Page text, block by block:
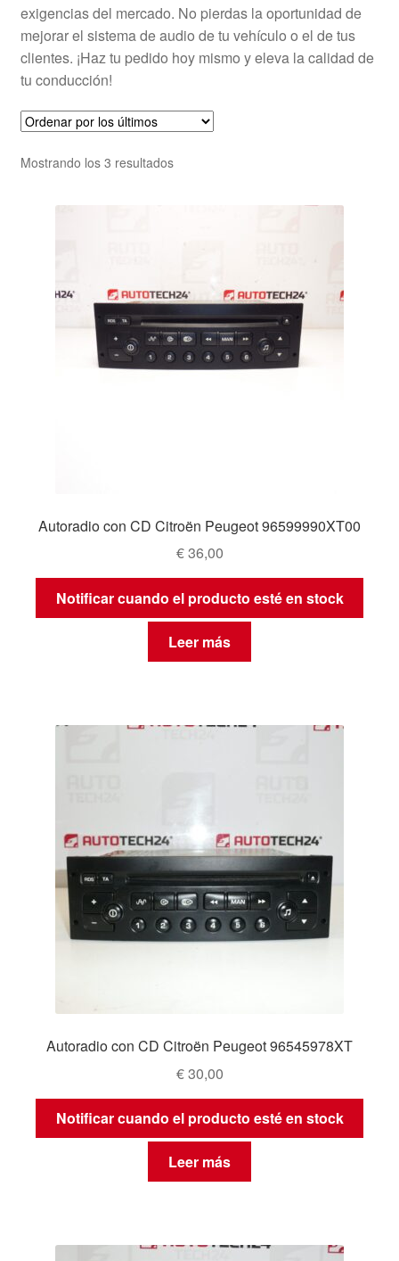
Transporte
exigencias del mercado. No pierdas la oportunidad de
mejorar el sistema de audio de tu vehículo o el de tus
clientes. ¡Haz tu pedido hoy mismo y eleva la calidad de
tu conducción!
Mostrando los 3 resultadosOrdenado
Autoradio con CD Citroën Peugeot 96599990XT00
€36,00
Notificar cuando el producto esté en stock
Leer más
Autoradio con CD Citroën Peugeot 96545978XT
€30,00
Notificar cuando el producto esté en stock
Leer más